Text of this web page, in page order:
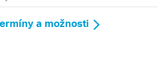
a možnosti